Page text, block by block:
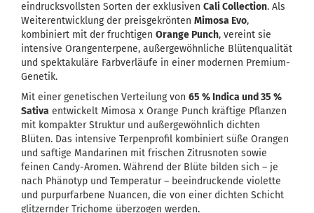
eindrucksvollsten Sorten der exklusiven Cali Collection. Als
Weiterentwicklung der preisgekrönten Mimosa Evo,
kombiniert mit der fruchtigen Orange Punch, vereint sie
intensive Orangenterpene, außergewöhnliche Blütenqualität
und spektakuläre Farbverläufe in einer modernen Premium-
Genetik.
Mit einer genetischen Verteilung von 65 % Indica und 35 %
Sativa entwickelt Mimosa x Orange Punch kräftige Pflanzen
mit kompakter Struktur und außergewöhnlich dichten
Blüten. Das intensive Terpenprofil kombiniert süße Orangen
und saftige Mandarinen mit frischen Zitrusnoten sowie
feinen Candy-Aromen. Während der Blüte bilden sich – je
nach Phänotyp und Temperatur – beeindruckende violette
und purpurfarbene Nuancen, die von einer dichten Schicht
glitzernder Trichome überzogen werden.